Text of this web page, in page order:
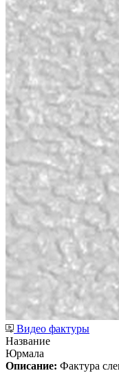
Видео фактуры
Название
Юрмала
Описание: Фактура